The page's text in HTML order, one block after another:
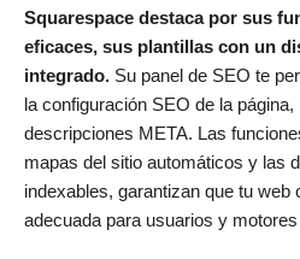
Squarespace destaca por sus
eficaces, sus plantillas con un
integrado. Su panel de SEO te
la configuración SEO de la
descripciones META. Las
mapas del sitio automáticos y las
indexables, garantizan que tu web
adecuada para usuarios y